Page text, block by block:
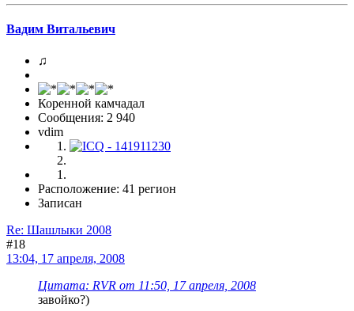
Вадим Витальевич
♫
Коренной камчадал
Сообщения: 2 940
vdim
Расположение: 41 регион
Записан
Re: Шашлыки 2008
#18
13:04, 17 апреля, 2008
Цитата: RVR от 11:50, 17 апреля, 2008
завойко?)